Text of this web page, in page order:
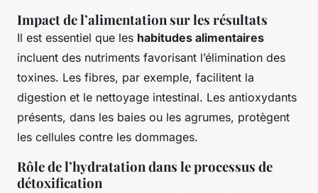
Impact de l’alimentation sur les résultats
Il est essentiel que les habitudes alimentaires
incluent des nutriments favorisant l’élimination des
toxines. Les fibres, par exemple, facilitent la
digestion et le nettoyage intestinal. Les antioxydants
présents, dans les baies ou les agrumes, protègent
les cellules contre les dommages.
Rôle de l’hydratation dans le processus de
détoxification